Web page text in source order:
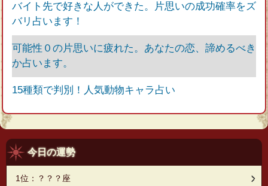
バイト先で好きな人ができた。片思いの成功確率をズ
バリ占います！
可能性０の片思いに疲れた。あなたの恋、諦めるべき
か占います。
15種類で判別！人気動物キャラ占い
今日の運勢
1位：？？？座